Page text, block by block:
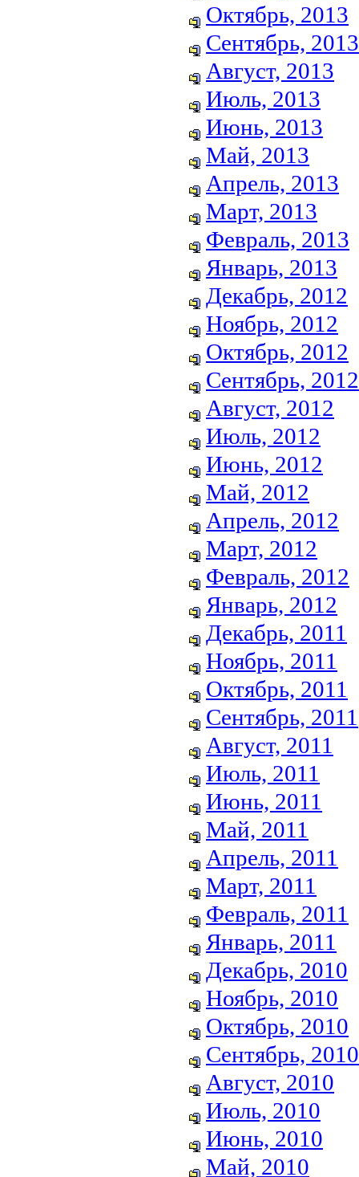
Октябрь, 2013
Сентябрь, 2013
Август, 2013
Июль, 2013
Июнь, 2013
Май, 2013
Апрель, 2013
Март, 2013
Февраль, 2013
Январь, 2013
Декабрь, 2012
Ноябрь, 2012
Октябрь, 2012
Сентябрь, 2012
Август, 2012
Июль, 2012
Июнь, 2012
Май, 2012
Апрель, 2012
Март, 2012
Февраль, 2012
Январь, 2012
Декабрь, 2011
Ноябрь, 2011
Октябрь, 2011
Сентябрь, 2011
Август, 2011
Июль, 2011
Июнь, 2011
Май, 2011
Апрель, 2011
Март, 2011
Февраль, 2011
Январь, 2011
Декабрь, 2010
Ноябрь, 2010
Октябрь, 2010
Сентябрь, 2010
Август, 2010
Июль, 2010
Июнь, 2010
Май, 2010